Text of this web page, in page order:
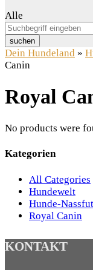
Alle
suchen
Dein Hundeland »
Canin
Royal
No products were
Kategorien
All Categories
Hundewelt
Hunde-
Royal Canin
KONTAKT